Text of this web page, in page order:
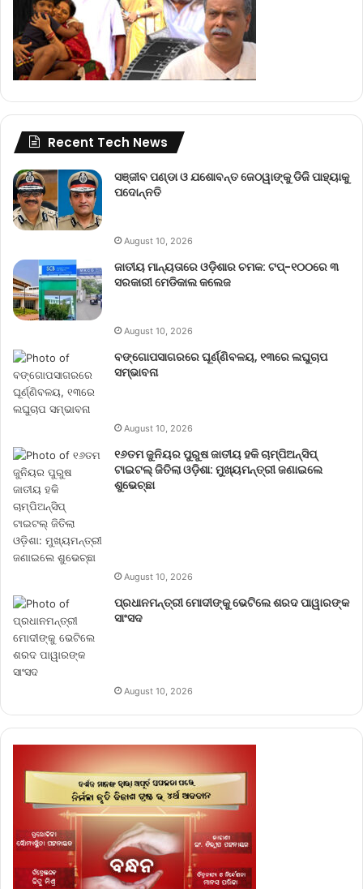
Recent Tech News
ସଞ୍ଜୀବ ପଣ୍ଡା ଓ ଯଶୋବନ୍ତ ଜେଠୱାଙ୍କୁ ଡିଜି ପାହ୍ୟାକୁ
ପଦୋନ୍ନତି
August 10, 2026
ଜାତୀୟ ମାନ୍ୟତାରେ ଓଡ଼ିଶାର ଚମକ: ଟପ୍-୧୦୦ରେ ୩
ସରକାରୀ ମେଡିକାଲ କଲେଜ
August 10, 2026
ବଙ୍ଗୋପସାଗରରେ ଘୂର୍ଣ୍ଣିବଳୟ, ୧୩ରେ ଲଘୁଚାପ
ସମ୍ଭାବନା
August 10, 2026
୧୬ତମ ଜୁନିୟର ପୁରୁଷ ଜାତୀୟ ହକି ଚାମ୍ପିଅନ୍‌ସିପ୍
ଟାଇଟଲ୍ ଜିତିଲା ଓଡ଼ିଶା: ମୁଖ୍ୟମନ୍ତ୍ରୀ ଜଣାଇଲେ
ଶୁଭେଚ୍ଛା
August 10, 2026
ପ୍ରଧାନମନ୍ତ୍ରୀ ମୋଦୀଙ୍କୁ ଭେଟିଲେ ଶରଦ ପାୱାରଙ୍କ
ସାଂସଦ
August 10, 2026